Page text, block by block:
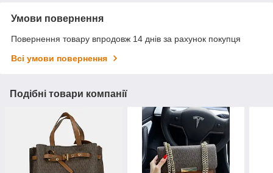
Умови повернення
Повернення товару впродовж 14 днів за рахунок покупця
Всі умови повернення
Подібні товари компанії